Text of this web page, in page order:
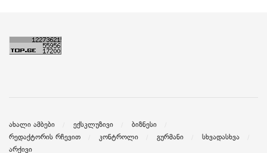
ახალი ამბები ექსკლუზივი
ბიზნესი
რედაქტორის რჩევით
კონტროლი გურმანი
სხვადასხვა
არქივი